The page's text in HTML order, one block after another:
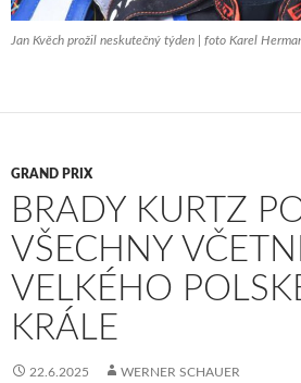
Jan Kvěch prožil neskutečný týden | foto Karel
GRAND PRIX
BRADY KURTZ
VŠECHNY
VELKÉHO
KRÁLE
22.6.2025 WERNER SCHAUER